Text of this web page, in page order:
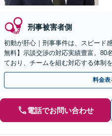
刑事被害者側
初動が肝心｜刑事事件は、スピード
無料】示談交渉の対応実績豊富。80
ており、チームを組む対応する体制
分】
料金表
電話でお問い合わせ